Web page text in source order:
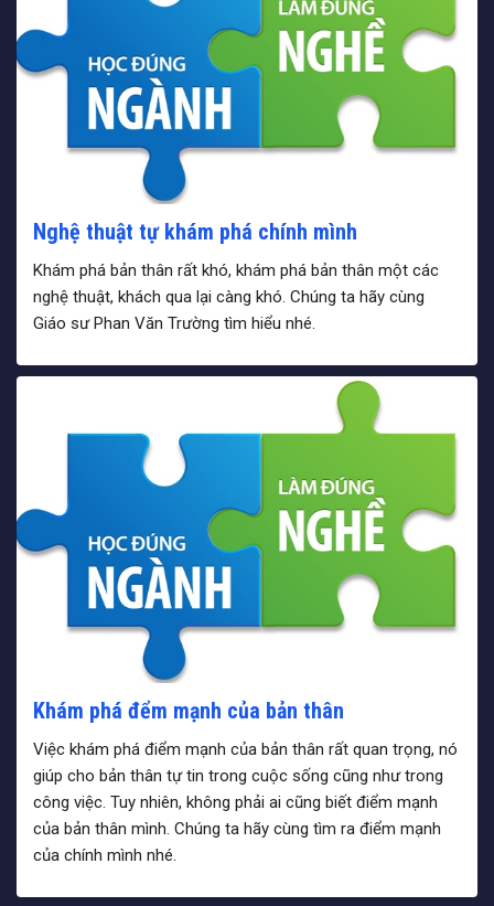
Nghệ thuật tự khám phá chính mình
Khám phá bản thân rất khó, khám phá bản thân một các
nghệ thuật, khách qua lại càng khó. Chúng ta hãy cùng
Giáo sư Phan Văn Trường tìm hiểu nhé.
Khám phá đểm mạnh của bản thân
Việc khám phá điểm mạnh của bản thân rất quan trọng, nó
giúp cho bản thân tự tin trong cuộc sống cũng như trong
công việc. Tuy nhiên, không phải ai cũng biết điểm mạnh
của bản thân mình. Chúng ta hãy cùng tìm ra điểm mạnh
của chính mình nhé.